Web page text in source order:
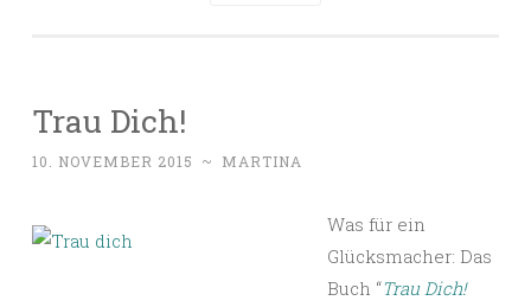
Trau Dich!
10. NOVEMBER 2015 ~ MARTINA
Was für ein
Glücksmacher: Das
Buch “Trau Dich!